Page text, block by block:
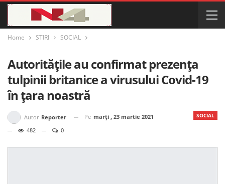
Home STIRI SOCIAL
Autoritățile au confirmat prezența
tulpinii britanice a virusului Covid-19
în țara noastră
SOCIAL
Autor Reporter Pe marți , 23 martie 2021
482
0